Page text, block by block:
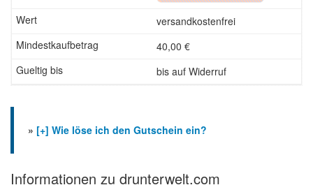
versandkostenfrei
40,00 €
bis auf Widerruf
» [+] Wie löse ich den Gutschein ein?
Informationen zu drunterwelt.com